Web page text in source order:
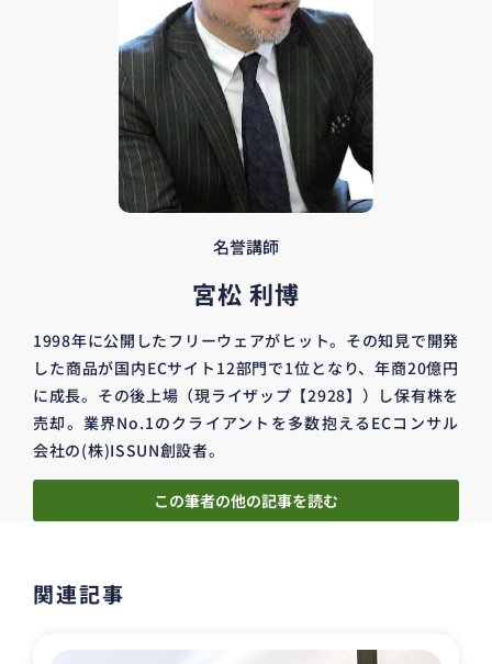
名誉講師
宮松 利博
1998年に公開したフリーウェアがヒット。その知見で開発
した商品が国内ECサイト12部門で1位となり、年商20億円
に成長。その後上場（現ライザップ【2928】）し保有株を
売却。業界No.1のクライアントを多数抱えるECコンサル
会社の(株)ISSUN創設者。
この筆者の他の記事を読む
関連記事